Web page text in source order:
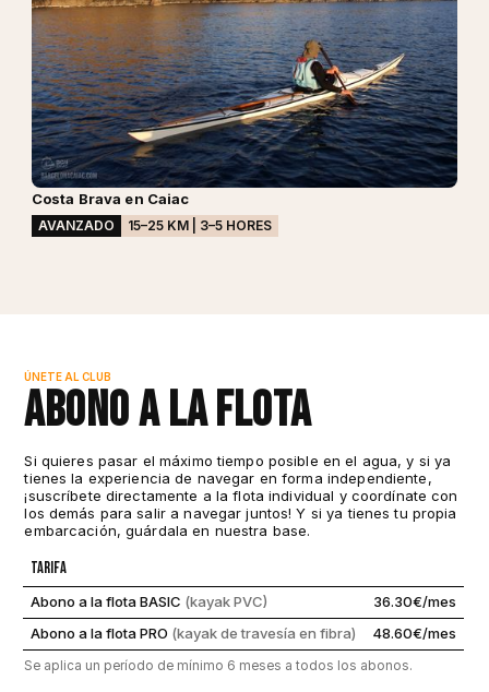
Costa Brava en Caiac
AVANZADO 15–25 KM | 3–5 HORES
ÚNETE AL CLUB
Abono a la flota
Si quieres pasar el máximo tiempo posible en el agua, y si ya
tienes la experiencia de navegar en forma independiente,
¡suscríbete directamente a la flota individual y coordínate con
los demás para salir a navegar juntos! Y si ya tienes tu propia
embarcación, guárdala en nuestra base.
Tarifa
Abono a la flota BASIC (kayak PVC)
36.30€/mes
Abono a la flota PRO (kayak de travesía en fibra) 48.60€/mes
Se aplica un período de mínimo 6 meses a todos los abonos.